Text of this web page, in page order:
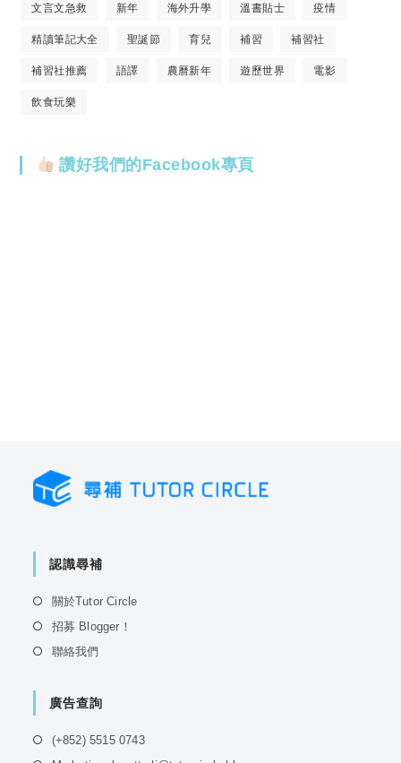
文言文急救 新年 海外升學 溫書貼士 疫情
精讀筆記大全 聖誕節 育兒 補習 補習社
補習社推薦 語譯 農曆新年 遊歷世界 電影
飲食玩樂
讚好我們的Facebook專頁
認識尋補
關於Tutor CircleOpens
招募 Blogger！
聯絡我們
new
廣告查詢
(+852) 5515 0743Opens